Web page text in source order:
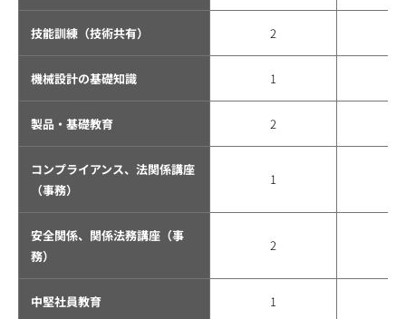
技能訓練（技術共有） 2
機械設計の基礎知識 1
製品・基礎教育 2
コンプライアンス、法関係講座
（事務）
1
安全関係、関係法務講座（事
務）
2
中堅社員教育 1